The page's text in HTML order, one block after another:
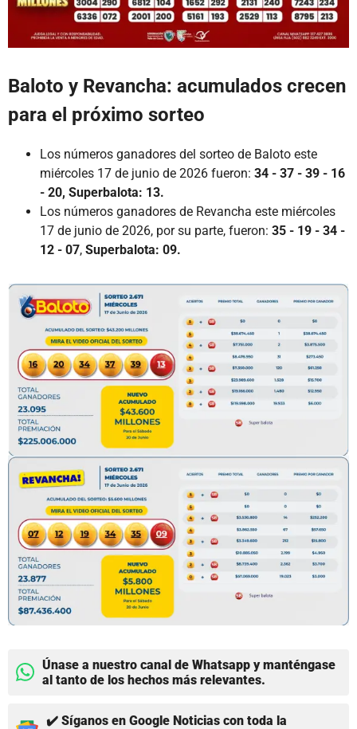
Baloto y Revancha: acumulados crecen
para el próximo sorteo
Los números ganadores del sorteo de Baloto este
miércoles 17 de junio de 2026 fueron: 34 - 37 - 39 - 16
- 20, Superbalota: 13.
Los números ganadores de Revancha este miércoles
17 de junio de 2026, por su parte, fueron: 35 - 19 - 34 -
12 - 07, Superbalota: 09.
Únase a nuestro canal de Whatsapp y manténgase
al tanto de los hechos más relevantes.
✔️ Síganos en Google Noticias con toda la